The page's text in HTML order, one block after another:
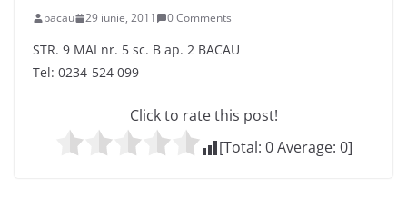
bacau 29 iunie, 2011 0 Comments
STR. 9 MAI nr. 5 sc. B ap. 2 BACAU
Tel: 0234-524 099
Click to rate this post!
[Total: 0Average: 0]